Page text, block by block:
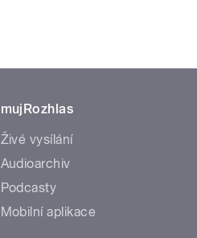
mujRozhlas
Živé vysílání
Audioarchiv
Podcasty
Mobilní aplikace